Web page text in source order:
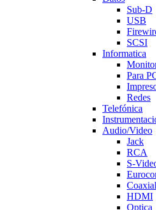
Sub-D
USB
SCSI
Informatica
Para
Redes
Telefónica
Audio/Video
Jack
RCA
S-
Coaxial
HDMI
Optica